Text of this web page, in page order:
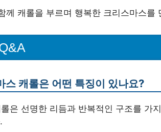
께 캐롤을 부르며 행복한 크리스마스를
스 캐롤은 어떤 특징이 있나요?
은 선명한 리듬과 반복적인 구조를 가